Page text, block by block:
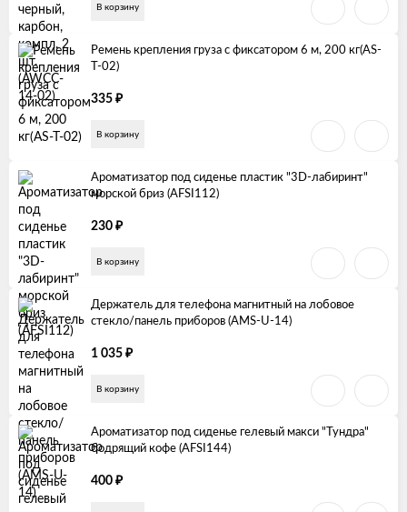
В корзину
Ремень крепления груза с фиксатором 6 м, 200 кг(AS-
T-02)
335 ₽
В корзину
Ароматизатор под сиденье пластик "3D-лабиринт"
морской бриз (AFSI112)
230 ₽
В корзину
Держатель для телефона магнитный на лобовое
стекло/панель приборов (AMS-U-14)
1 035 ₽
В корзину
Ароматизатор под сиденье гелевый макси "Тундра"
бодрящий кофе (AFSI144)
400 ₽